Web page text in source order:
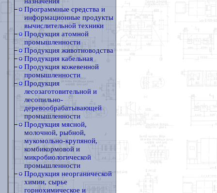
Программные средства и
информационные продукты
вычислительной техники
Продукция атомной
промышленности
Продукция животноводства
Продукция кабельная
Продукция кожевенной
промышленности
Продукция
лесозаготовительной и
лесопильно-
деревообрабатывающей
промышленности
Продукция мясной,
молочной, рыбной,
мукомольно-крупяной,
комбикормовой и
микробиологической
промышленности
Продукция неорганической
химии, сырье
горнохимическое и